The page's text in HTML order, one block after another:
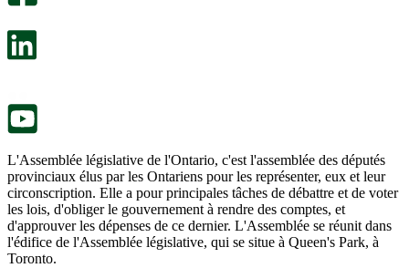
L'Assemblée législative de l'Ontario, c'est l'assemblée des députés
provinciaux élus par les Ontariens pour les représenter, eux et leur
circonscription. Elle a pour principales tâches de débattre et de voter
les lois, d'obliger le gouvernement à rendre des comptes, et
d'approuver les dépenses de ce dernier. L'Assemblée se réunit dans
l'édifice de l'Assemblée législative, qui se situe à Queen's Park, à
Toronto.